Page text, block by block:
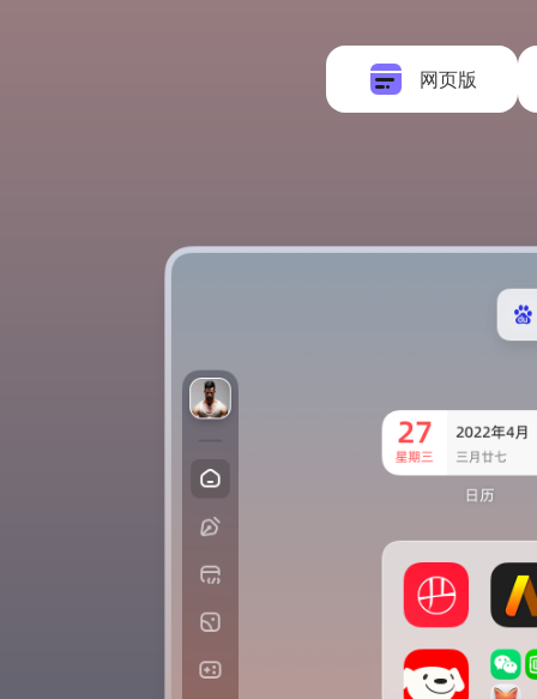
网页版